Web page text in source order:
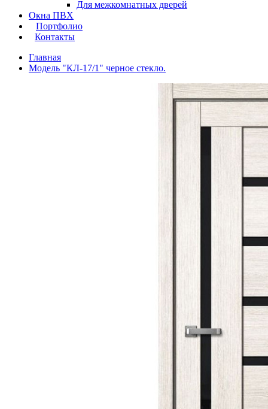
Для межкомнатных дверей
Окна ПВХ
Портфолио
Контакты
Главная
Модель "КЛ-17/1" черное стекло.